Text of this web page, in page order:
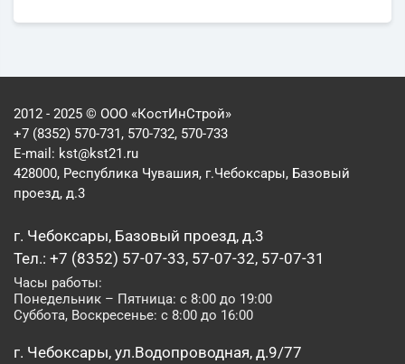
2012 - 2025 © ООО «КостИнСтрой»
+7 (8352) 570-731, 570-732, 570-733
E-mail: kst@kst21.ru
428000, Республика Чувашия, г.Чебоксары, Базовый
проезд, д.3
г. Чебоксары, Базовый проезд, д.3
Тел.: +7 (8352) 57-07-33, 57-07-32, 57-07-31
Часы работы:
Понедельник – Пятница: с 8:00 до 19:00
Суббота, Воскресенье: с 8:00 до 16:00
г. Чебоксары, ул.Водопроводная, д.9/77